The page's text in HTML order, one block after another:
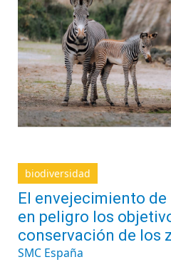
biodiversidad
El envejecimiento
en peligro los
conservación de los
SMC España